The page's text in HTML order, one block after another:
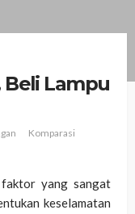
Beli Lampu
Komparasi
faktor yang sangat
keselamatan